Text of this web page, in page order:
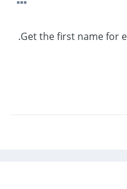
Get the first name for